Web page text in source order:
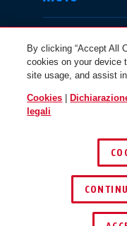
QUESTIONI
Canada
By clicking “Accept All
cookies on your device
site usage, and assist
Cookies
legali